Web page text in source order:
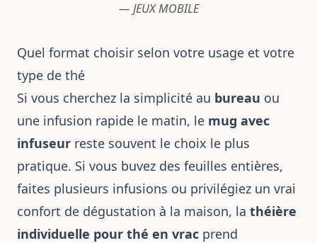
— JEUX MOBILE
Quel format choisir selon votre usage et votre
type de thé
Si vous cherchez la simplicité au bureau ou
une infusion rapide le matin, le mug avec
infuseur reste souvent le choix le plus
pratique. Si vous buvez des feuilles entières,
faites plusieurs infusions ou privilégiez un vrai
confort de dégustation à la maison, la théière
individuelle pour thé en vrac prend